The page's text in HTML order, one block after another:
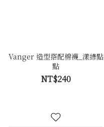
Vanger 造型搭配棉襪_漾綠點
點
NT$240